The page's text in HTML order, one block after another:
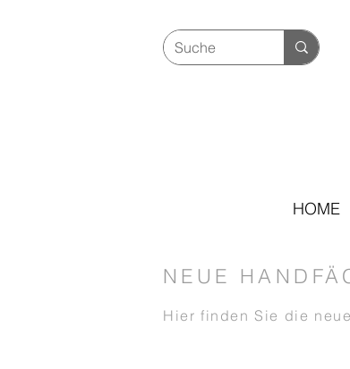
HOME
NEUE
Hier finden Sie die